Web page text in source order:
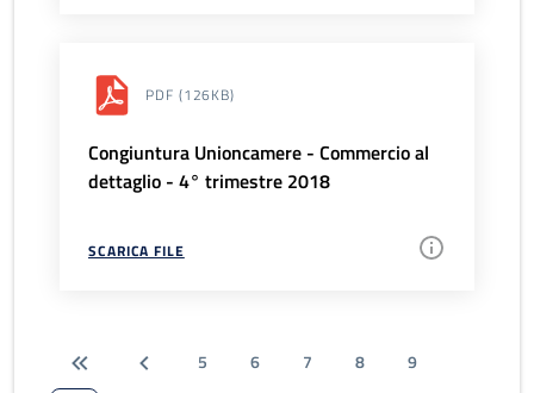
PDF (126KB)
Congiuntura Unioncamere - Commercio al
dettaglio - 4° trimestre 2018
SCARICA FILE
5 6 7 8
9